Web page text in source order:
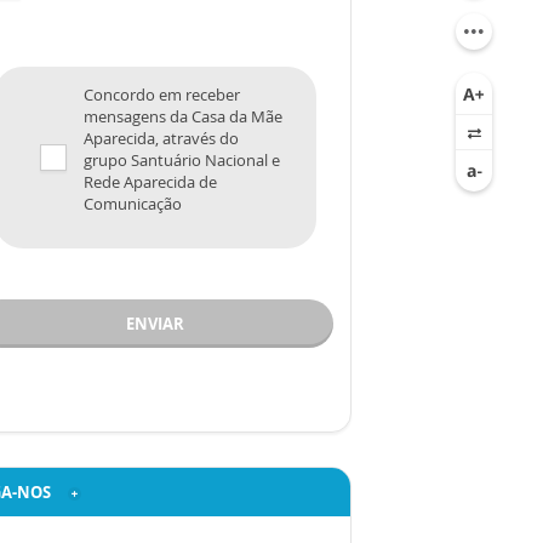
Concordo em receber
mensagens da Casa da Mãe
Aparecida, através do
grupo Santuário Nacional e
Rede Aparecida de
Comunicação
ENVIAR
NOS